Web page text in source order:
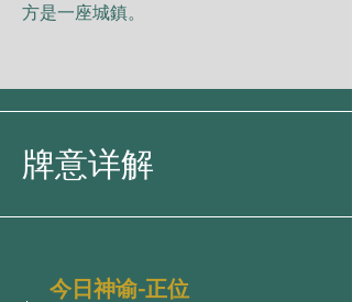
⽅是⼀座城鎮。
牌意详解
今日神谕-正位